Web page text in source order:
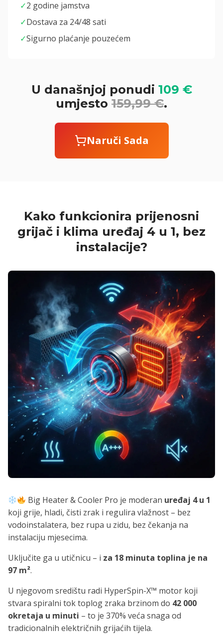
✓2 godine jamstva
✓Dostava za 24/48 sati
✓Sigurno plaćanje pouzećem
U današnjoj ponudi 109 €
umjesto 159,99 €.
Naruči Sada
Kako funkcionira prijenosni
grijač i klima uređaj 4 u 1, bez
instalacije?
Big Heater & Cooler Pro je moderan uređaj 4 u 1
koji grije, hladi, čisti zrak i regulira vlažnost – bez
vodoinstalatera, bez rupa u zidu, bez čekanja na
instalaciju mjesecima.
Uključite ga u utičnicu – i za 18 minuta toplina je na
97 m².
U njegovom središtu radi HyperSpin-X™ motor koji
stvara spiralni tok toplog zraka brzinom do 42 000
okretaja u minuti – to je 370% veća snaga od
tradicionalnih električnih grijaćih tijela.